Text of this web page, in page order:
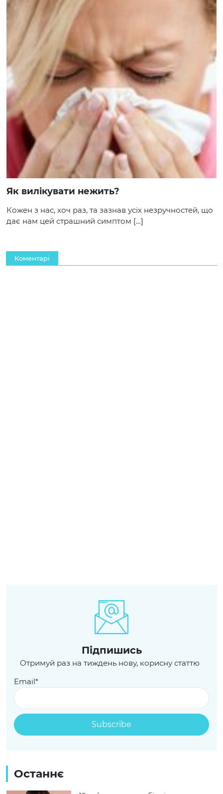
Як вилікувати нежить?
Кожен з нас, хоч раз, та зазнав усіх незручностей, що
дає нам цей страшний симптом […]
Коментарі
Пiдпишись
Отримуй раз на тиждень нову, корисну статтю
Email*
Останнє